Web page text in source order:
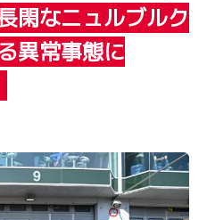
閑なニュルブルク
異常事態に